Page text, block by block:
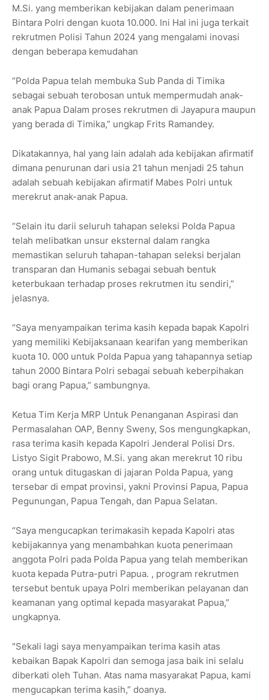
M.Si. yang memberikan kebijakan dalam penerimaan
Bintara Polri dengan kuota 10.000. Ini Hal ini juga terkait
rekrutmen Polisi Tahun 2024 yang mengalami inovasi
dengan beberapa kemudahan
“Polda Papua telah membuka Sub Panda di Timika
sebagai sebuah terobosan untuk mempermudah anak-
anak Papua Dalam proses rekrutmen di Jayapura maupun
yang berada di Timika,” ungkap Frits Ramandey.
Dikatakannya, hal yang lain adalah ada kebijakan afirmatif
dimana penurunan dari usia 21 tahun menjadi 25 tahun
adalah sebuah kebijakan afirmatif Mabes Polri untuk
merekrut anak-anak Papua.
“Selain itu darii seluruh tahapan seleksi Polda Papua
telah melibatkan unsur eksternal dalam rangka
memastikan seluruh tahapan-tahapan seleksi berjalan
transparan dan Humanis sebagai sebuah bentuk
keterbukaan terhadap proses rekrutmen itu sendiri,”
jelasnya.
“Saya menyampaikan terima kasih kepada bapak Kapolri
yang memiliki Kebijaksanaan kearifan yang memberikan
kuota 10. 000 untuk Polda Papua yang tahapannya setiap
tahun 2000 Bintara Polri sebagai sebuah keberpihakan
bagi orang Papua,” sambungnya.
Ketua Tim Kerja MRP Untuk Penanganan Aspirasi dan
Permasalahan OAP, Benny Sweny, Sos mengungkapkan,
rasa terima kasih kepada Kapolri Jenderal Polisi Drs.
Listyo Sigit Prabowo, M.Si. yang akan merekrut 10 ribu
orang untuk ditugaskan di jajaran Polda Papua, yang
tersebar di empat provinsi, yakni Provinsi Papua, Papua
Pegunungan, Papua Tengah, dan Papua Selatan.
“Saya mengucapkan terimakasih kepada Kapolri atas
kebijakannya yang menambahkan kuota penerimaan
anggota Polri pada Polda Papua yang telah memberikan
kuota kepada Putra-putri Papua. , program rekrutmen
tersebut bentuk upaya Polri memberikan pelayanan dan
keamanan yang optimal kepada masyarakat Papua,”
ungkapnya.
"Sekali lagi saya menyampaikan terima kasih atas
kebaikan Bapak Kapolri dan semoga jasa baik ini selalu
diberkati oleh Tuhan. Atas nama masyarakat Papua, kami
mengucapkan terima kasih,” doanya.